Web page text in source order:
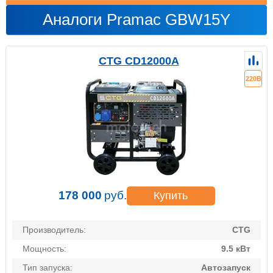
Аналоги Pramac GBW15Y
CTG CD12000A
220В
178 000 руб. Купить
Производитель:
CTG
Мощность:
9.5 кВт
Тип запуска:
Автозапуск